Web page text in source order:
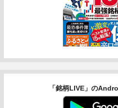
「銘柄LIVE」の